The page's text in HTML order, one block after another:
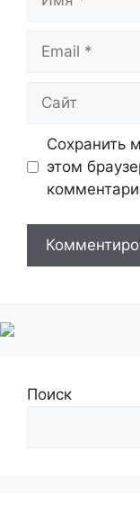
Email
Сайт
Сохранить
этом
Поиск